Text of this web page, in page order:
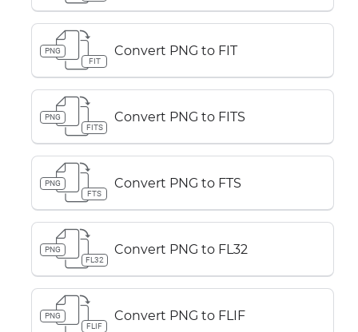
PNG
FIT
Convert PNG to FIT
PNG
FITS
Convert PNG to FITS
PNG
FTS
Convert PNG to FTS
PNG
FL32
Convert PNG to FL32
PNG
FLIF
Convert PNG to FLIF